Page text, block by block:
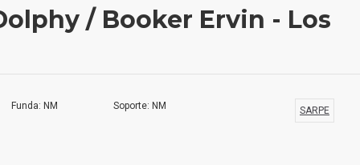
/ Booker Ervin - Los
Funda: NM Soporte: NM SARPE